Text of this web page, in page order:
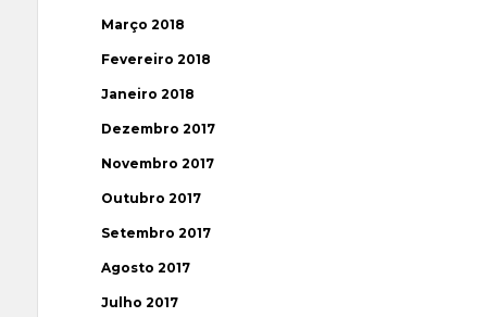
Março 2018
Fevereiro 2018
Janeiro 2018
Dezembro 2017
Novembro 2017
Outubro 2017
Setembro 2017
Agosto 2017
Julho 2017